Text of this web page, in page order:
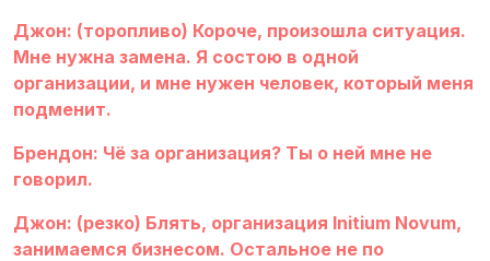
Джон: (торопливо) Короче, произошла ситуация.
Мне нужна замена. Я состою в одной
организации, и мне нужен человек, который меня
подменит.
Брендон: Чё за организация? Ты о ней мне не
говорил.
Джон: (резко) Блять, организация Initium Novum,
занимаемся бизнесом. Остальное не по